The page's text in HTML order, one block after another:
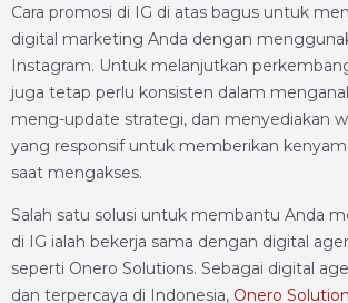
Cara promosi di IG di atas bagus untuk
digital marketing Anda dengan
Instagram. Untuk melanjutkan
juga tetap perlu konsisten dalam
meng-update strategi, dan menyediakan
yang responsif untuk memberikan
saat mengakses.
Salah satu solusi untuk membantu Anda
di IG ialah bekerja sama dengan digital
seperti Onero Solutions. Sebagai digital
dan terpercaya di Indonesia, Onero